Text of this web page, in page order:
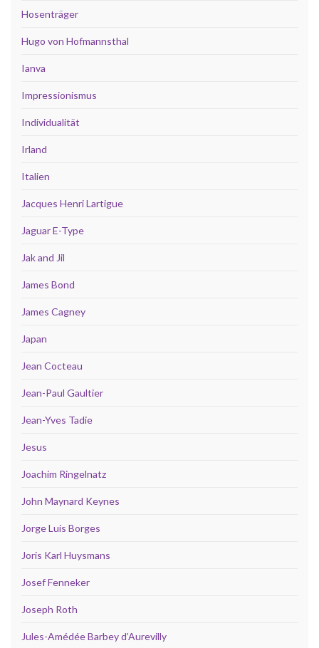
Hosenträger
Hugo von Hofmannsthal
Ianva
Impressionismus
Individualität
Irland
Italien
Jacques Henri Lartigue
Jaguar E-Type
Jak and Jil
James Bond
James Cagney
Japan
Jean Cocteau
Jean-Paul Gaultier
Jean-Yves Tadie
Jesus
Joachim Ringelnatz
John Maynard Keynes
Jorge Luis Borges
Joris Karl Huysmans
Josef Fenneker
Joseph Roth
Jules-Amédée Barbey d’Aurevilly